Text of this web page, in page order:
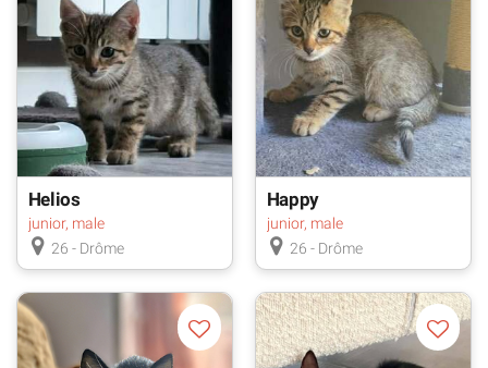
Helios
junior, male
26 - Drôme
Happy
junior, male
26 - Drôme